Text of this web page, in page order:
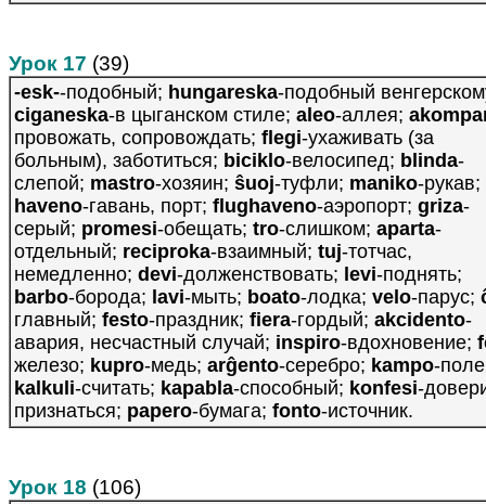
Урок 17 (39)
-esk--подобный; hungareska-подобный
ciganeska-в цыганском стиле; aleo-аллея;
провожать, сопровождать; flegi-ухаживать (за
больным), заботиться; biciklo-велосипед; blinda-
слепой; mastro-хозяин; ŝuoj-туфли; maniko-рукав;
haveno-гавань, порт; flughaveno-аэропорт; griza-
серый; promesi-обещать; tro-слишком; aparta-
отдельный; reciproka-взаимный; tuj-тотчас,
немедленно; devi-долженствовать; levi-поднять;
barbo-борода; lavi-мыть; boato-лодка; velo-парус;
главный; festo-праздник; fiera-гордый; akcidento-
авария, несчастный случай; inspiro-вдохновение;
железо; kupro-медь; arĝento-серебро; kampo-
kalkuli-считать; kapabla-способный; konfesi-
признаться; papero-бумага; fonto-источник.
Урок 18 (106)